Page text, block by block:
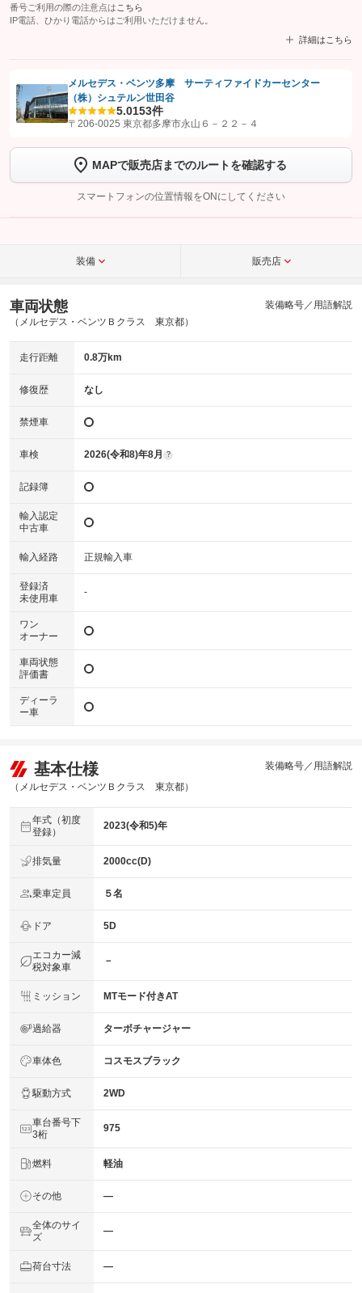
番号ご利用の際の注意点は こちら
IP電話、ひかり電話からはご利用いただけません。
詳細はこちら
【STEP1】認証画面でグーネットを友だち追加してから「許可する」ボタンを押
します
【STEP2】 トーク画面で
完了してください。
こちら
メルセデス・ベンツ多摩 サーティファイドカーセンター
（株）シュテルン世田谷
5.0153件
〒206-0025 東京都多摩市永山６－２２－４
MAPで販売店までのルートを確認する
スマートフォンの位置情報をONにしてください
装備 販売店
車両状態
（メルセデス・ベンツＢクラス 東京都）
装備略号／用語解説
走行距離 0.8万km
修復歴 なし
禁煙車
車検 2026(令和8)年8月 ?
記録簿
輸入認定
中古車
輸入経路 正規輸入車
登録済
未使用車
-
ワン
オーナー
車両状態
評価書
ディーラ
ー車
基本仕様
（メルセデス・ベンツＢクラス 東京都）
装備略号／用語解説
年式（初度
登録）
2023(令和5)年
排気量 2000cc(D)
乗車定員 ５名
ドア 5D
エコカー減
税対象車
－
ミッション MTモード付きAT
過給器 ターボチャージャー
車体色 コスモスブラック
駆動方式 2WD
車台番号下
3桁
975
燃料 軽油
その他 ―
全体のサイ
ズ
―
荷台寸法 ―